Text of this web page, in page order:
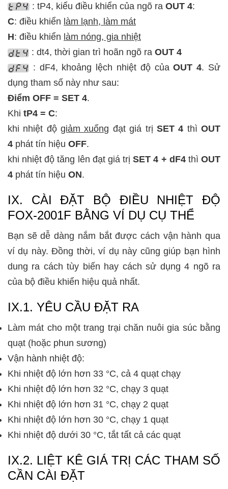
: tP4, kiểu điều khiển của ngõ ra OUT 4:
C: điều khiển làm lạnh, làm mát
H: điều khiển làm nóng, gia nhiệt
: dt4, thời gian trì hoãn ngõ ra OUT 4
: dF4, khoảng lệch nhiệt độ củaOUT 4. Sử
dụng tham số này như sau:
Điểm OFF = SET 4.
Khi tP4 = C:
khi nhiệt độgiảm xuống đạt giá trị SET 4 thìOUT
4 phát tín hiệu OFF.
khi nhiệt độ tăng lên đạt giá trịSET 4 + dF4thìOUT
4 phát tín hiệu ON.
IX. CÀI ĐẶT BỘ ĐIỀU NHIỆT ĐỘ
FOX-2001F BẰNG VÍ DỤ CỤ THỂ
Bạn sẽ dễ dàng nắm bắt được cách vận hành qua
ví dụ này. Đồng thời, ví dụ này cũng giúp bạn hình
dung ra cách tùy biến hay cách sử dụng 4 ngõ ra
của bộ điều khiển hiệu quả nhất.
IX.1. YÊU CẦU ĐẶT RA
Làm mát cho một trang trại chăn nuôi gia súc bằng
quạt (hoặc phun sương)
Vận hành nhiệt độ:
Khi nhiệt độ lớn hơn 33 °C, cả 4 quạt chạy
Khi nhiệt độ lớn hơn 32 °C, chạy 3 quạt
Khi nhiệt độ lớn hơn 31 °C, chạy 2 quạt
Khi nhiệt độ lớn hơn 30 °C, chạy 1 quạt
Khi nhiệt độ dưới 30 °C, tắt tất cả các quạt
IX.2. LIỆT KÊ GIÁ TRỊ CÁC THAM SỐ
CẦN CÀI ĐẶT